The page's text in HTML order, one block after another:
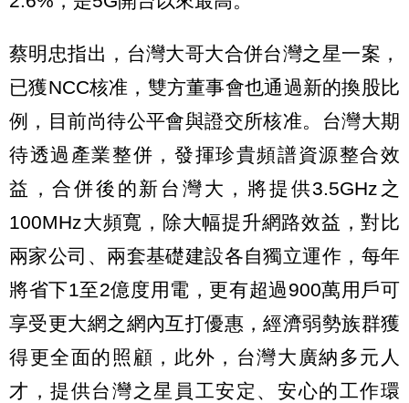
蔡明忠指出，台灣大哥大合併台灣之星一案，
已獲NCC核准，雙方董事會也通過新的換股比
例，目前尚待公平會與證交所核准。台灣大期
待透過產業整併，發揮珍貴頻譜資源整合效
益，合併後的新台灣大，將提供3.5GHz之
100MHz大頻寬，除大幅提升網路效益，對比
兩家公司、兩套基礎建設各自獨立運作，每年
將省下1至2億度用電，更有超過900萬用戶可
享受更大網之網內互打優惠，經濟弱勢族群獲
得更全面的照顧，此外，台灣大廣納多元人
才，提供台灣之星員工安定、安心的工作環